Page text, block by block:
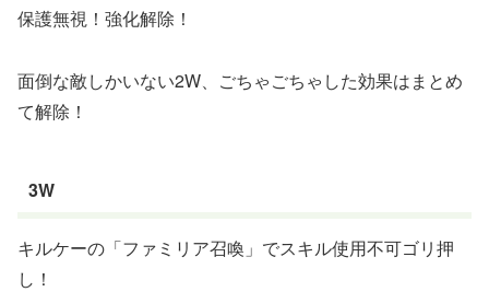
保護無視！強化解除！
面倒な敵しかいない2W、ごちゃごちゃした効果はまとめ
て解除！
3W
キルケーの「ファミリア召喚」でスキル使用不可ゴリ押
し！